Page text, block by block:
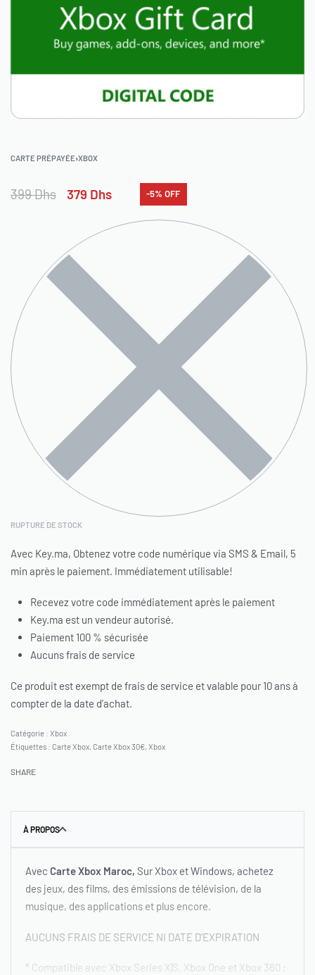
CARTE PRÉPAYÉE›XBOX
399Dhs 379 Dhs -5% OFF
RUPTURE DE STOCK
Avec Key.ma, Obtenez votre code numérique via SMS & Email, 5
min après le paiement. Immédiatement utilisable!
Recevez votre code immédiatement après le paiement
Key.ma est un vendeur autorisé.
Paiement 100 % sécurisée
Aucuns frais de service
Ce produit est exempt de frais de service et valable pour 10 ans à
compter de la date d’achat.
Catégorie : Xbox
Étiquettes : Carte Xbox, Carte Xbox 30€, Xbox
SHARE
À PROPOS
Avec Carte Xbox Maroc, Sur Xbox et Windows, achetez
des jeux, des films, des émissions de télévision, de la
musique, des applications et plus encore.
AUCUNS FRAIS DE SERVICE NI DATE D’EXPIRATION
* Compatible avec Xbox Series X|S, Xbox One et Xbox 360 ;